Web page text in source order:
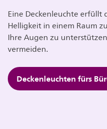
Eine Deckenleuchte erfüllt
Helligkeit in einem Raum
Ihre Augen zu
vermeiden.
Deckenleuchten fürs